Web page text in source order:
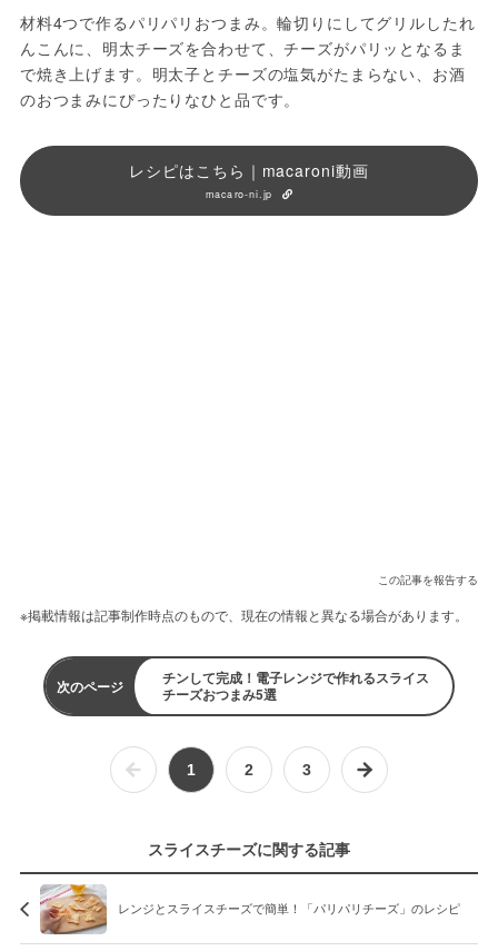
材料4つで作るパリパリおつまみ。輪切りにしてグリルしたれ
んこんに、明太チーズを合わせて、チーズがパリッとなるま
で焼き上げます。明太子とチーズの塩気がたまらない、お酒
のおつまみにぴったりなひと品です。
レシピはこちら｜macaroni動画
macaro-ni.jp
この記事を報告する
※掲載情報は記事制作時点のもので、現在の情報と異なる場合があります。
次のページ
チンして完成！電子レンジで作れるスライス
チーズおつまみ5選
1 2 3
スライスチーズに関する記事
レンジとスライスチーズで簡単！「パリパリチーズ」のレシピ